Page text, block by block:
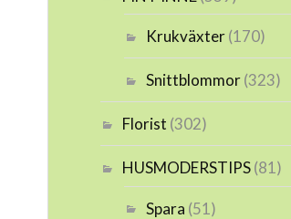
Krukväxter(170)
Snittblommor(323)
Florist (302)
HUSMODERSTIPS(81)
Spara (51)